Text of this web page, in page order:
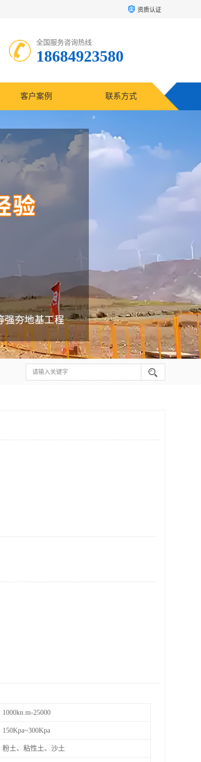
资质认证
全国服务咨询热线:
18684923580
客户案例 联系方式
1000kn.m-25000
150Kpa~300Kpa
粉土、粘性土、沙土